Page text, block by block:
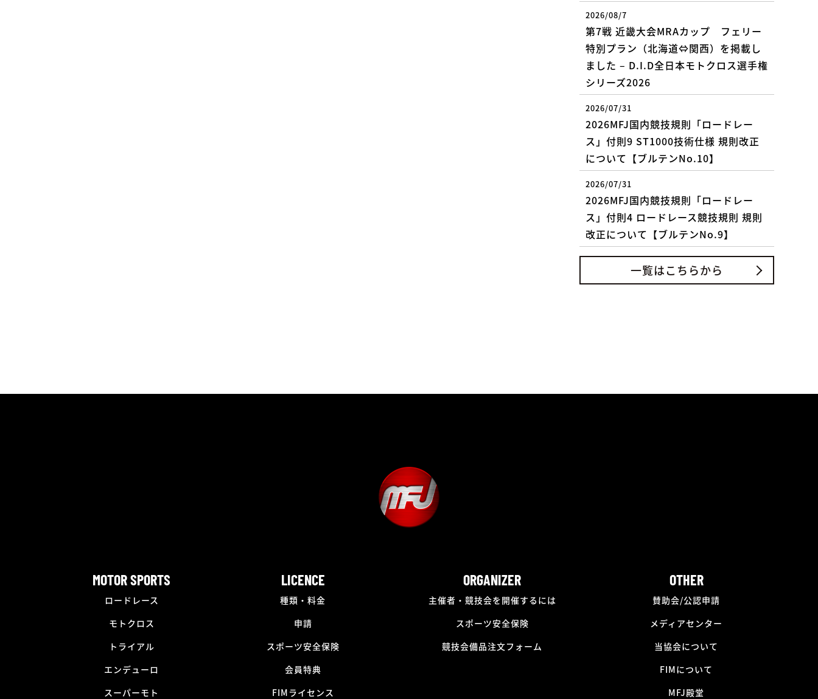
2026/08/7
第7戦 近畿大会MRAカップ フェリー
特別プラン（北海道⇔関西）を掲載し
ました – D.I.D全日本モトクロス選手権
シリーズ2026
2026/07/31
2026MFJ国内競技規則「ロードレー
ス」付則9 ST1000技術仕様 規則改正
について【ブルテンNo.10】
2026/07/31
2026MFJ国内競技規則「ロードレー
ス」付則4 ロードレース競技規則 規則
改正について【ブルテンNo.9】
一覧はこちらから
MOTOR SPORTS
ロードレース
モトクロス
トライアル
エンデューロ
スーパーモト
LICENCE
種類・料金
申請
スポーツ安全保険
会員特典
FIMライセンス
ORGANIZER
主催者・競技会を開催するには
スポーツ安全保険
競技会備品注文フォーム
OTHER
賛助会/公認申請
メディアセンター
当協会について
FIMについて
MFJ殿堂